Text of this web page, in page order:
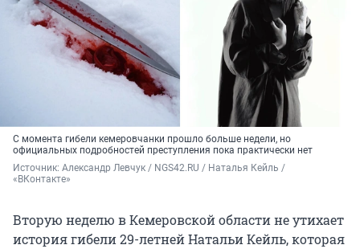
С момента гибели кемеровчанки прошло больше недели, но
официальных подробностей преступления пока практически нет
Источник: Александр Левчук / NGS42.RU / Наталья Кейль /
«ВКонтакте»
Вторую неделю в Кемеровской области не утихает
история гибели 29-летней Натальи Кейль, которая